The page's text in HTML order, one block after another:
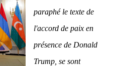
paraphé le texte de
l'accord de paix en
présence de Donald
Trump, se sont